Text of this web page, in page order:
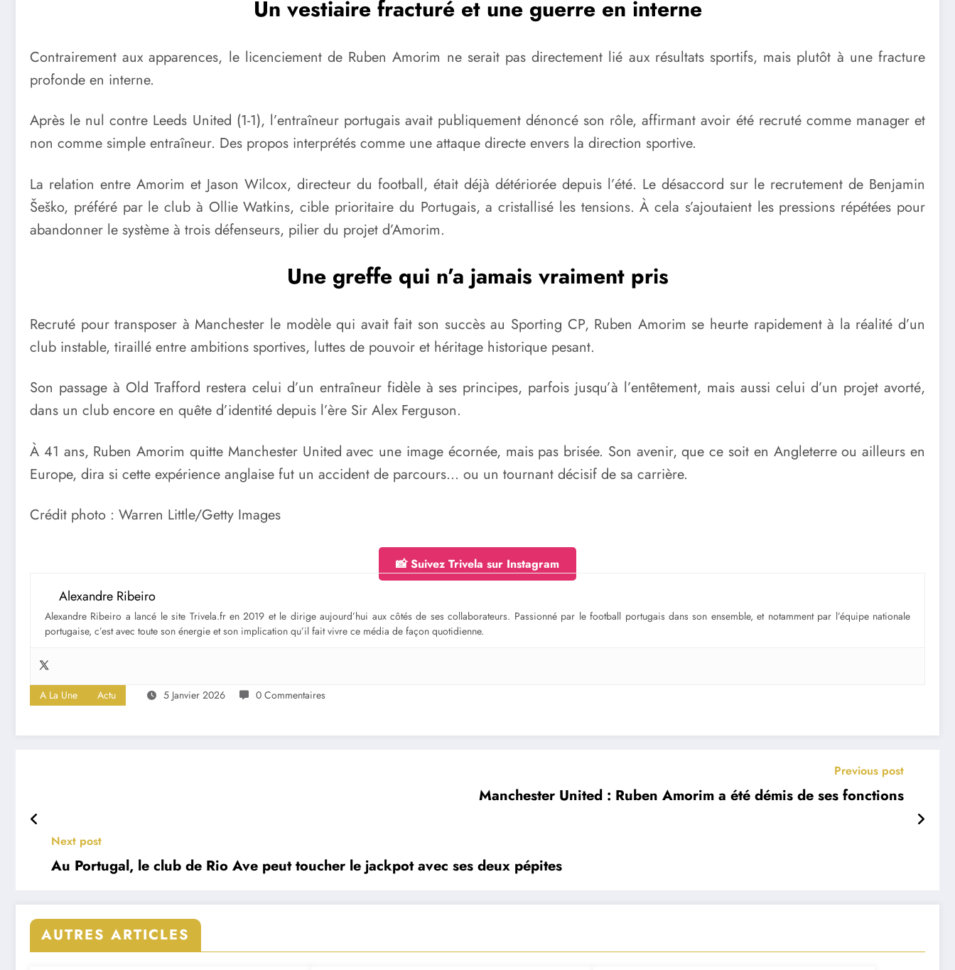
Un vestiaire fracturé et une guerre en interne
Contrairement aux apparences, le licenciement de Ruben Amorim ne serait pas directement lié aux résultats sportifs, mais plutôt à une fracture
profonde en interne.
Après le nul contre Leeds United (1-1), l’entraîneur portugais avait publiquement dénoncé son rôle, affirmant avoir été recruté comme manager et
non comme simple entraîneur. Des propos interprétés comme une attaque directe envers la direction sportive.
La relation entre Amorim et Jason Wilcox, directeur du football, était déjà détériorée depuis l’été. Le désaccord sur le recrutement de Benjamin
Šeško, préféré par le club à Ollie Watkins, cible prioritaire du Portugais, a cristallisé les tensions. À cela s’ajoutaient les pressions répétées pour
abandonner le système à trois défenseurs, pilier du projet d’Amorim.
Une greffe qui n’a jamais vraiment pris
Recruté pour transposer à Manchester le modèle qui avait fait son succès au Sporting CP, Ruben Amorim se heurte rapidement à la réalité d’un
club instable, tiraillé entre ambitions sportives, luttes de pouvoir et héritage historique pesant.
Son passage à Old Trafford restera celui d’un entraîneur fidèle à ses principes, parfois jusqu’à l’entêtement, mais aussi celui d’un projet avorté,
dans un club encore en quête d’identité depuis l’ère Sir Alex Ferguson.
À 41 ans, Ruben Amorim quitte Manchester United avec une image écornée, mais pas brisée. Son avenir, que ce soit en Angleterre ou ailleurs en
Europe, dira si cette expérience anglaise fut un accident de parcours… ou un tournant décisif de sa carrière.
Crédit photo : Warren Little/Getty Images
📸 Suivez Trivela sur Instagram
Alexandre Ribeiro
Alexandre Ribeiro a lancé le site Trivela.fr en 2019 et le dirige aujourd’hui aux côtés de ses collaborateurs. Passionné par le football portugais dans son ensemble, et notamment par l’équipe nationale
portugaise, c’est avec toute son énergie et son implication qu’il fait vivre ce média de façon quotidienne.
A La Une Actu 5 Janvier 2026 0 Commentaires
Previous post
Manchester United : Ruben Amorim a été démis de ses fonctions
Next post
Au Portugal, le club de Rio Ave peut toucher le jackpot avec ses deux pépites
AUTRES ARTICLES